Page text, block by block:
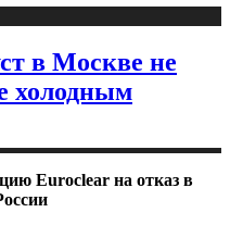
в Москве не
холодным
Euroclear на отказ в